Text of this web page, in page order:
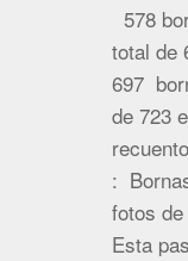
578
total de
697
de 723
:
fotos
Esta